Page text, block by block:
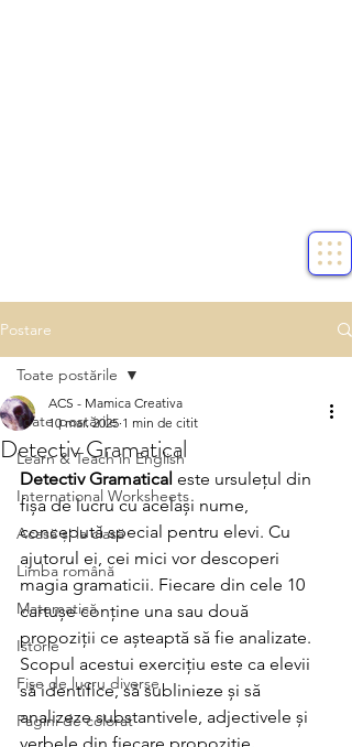
Postare
Toate postările
Learn & Teach in English
International Worksheets
Acasă și la clasă
Limba română
Matematică
Istorie
Fișe de lucru diverse
Pagini de colorat
Toate postările
Detectiv Gramatical
ACS - Mamica Creativa
10 mar. 2025 1 min de citit
Detectiv Gramatical este ursulețul din
fișa de lucru cu același nume,
concepută special pentru elevi. Cu
ajutorul ei, cei mici vor descoperi
magia gramaticii. Fiecare din cele 10
cartușe conține una sau două
propoziții ce așteaptă să fie analizate.
Scopul acestui exercițiu este ca elevii
să identifice, să sublinieze și să
analizeze substantivele, adjectivele și